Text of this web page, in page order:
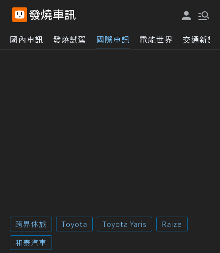
國內車訊 發燒試駕 國際車訊 電能世界 交通新訊
跨界休旅 Toyota Toyota Yaris
Raize
和泰汽車